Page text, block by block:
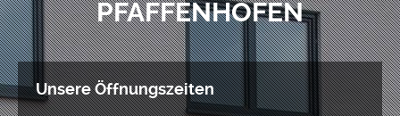
PFAFFENHOFEN
Unsere Öffnungszeiten